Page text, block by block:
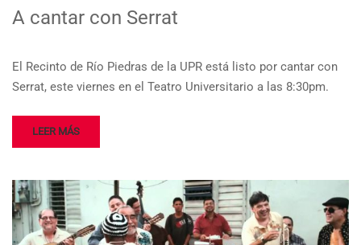
A cantar con Serrat
El Recinto de Río Piedras de la UPR está listo por cantar con
Serrat, este viernes en el Teatro Universitario a las 8:30pm.
LEER MÁS